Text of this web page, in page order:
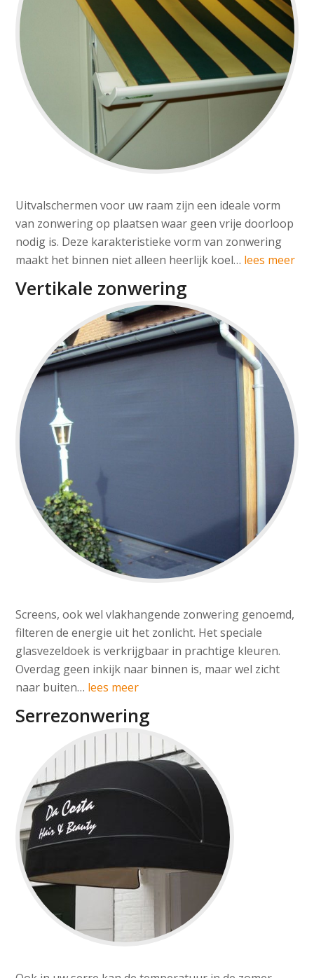
Uitvalschermen voor uw raam zijn een ideale vorm
van zonwering op plaatsen waar geen vrije doorloop
nodig is. Deze karakteristieke vorm van zonwering
maakt het binnen niet alleen heerlijk koel… lees meer
Vertikale zonwering
Screens, ook wel vlakhangende zonwering genoemd,
filteren de energie uit het zonlicht. Het speciale
glasvezeldoek is verkrijgbaar in prachtige kleuren.
Overdag geen inkijk naar binnen is, maar wel zicht
naar buiten… lees meer
Serrezonwering